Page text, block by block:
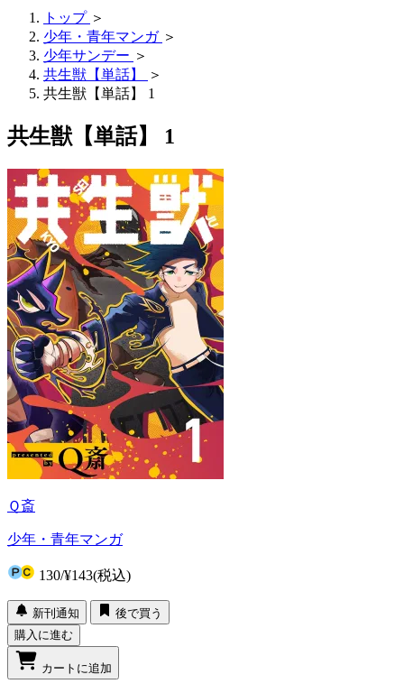
トップ ＞
少年・青年マンガ ＞
少年サンデー ＞
共生獣【単話】
＞
共生獣【単話】 1
共生獣【単話】 1
Ｑ斎
少年・青年マンガ
130/¥143(税込)
新刊通知
後で買う
購入に進む
カートに追加